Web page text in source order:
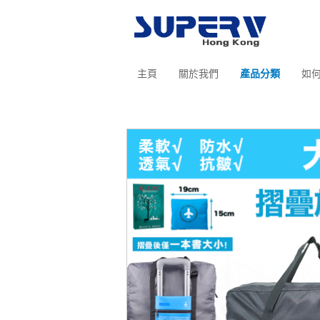
主頁 關於我們 產品分類 如